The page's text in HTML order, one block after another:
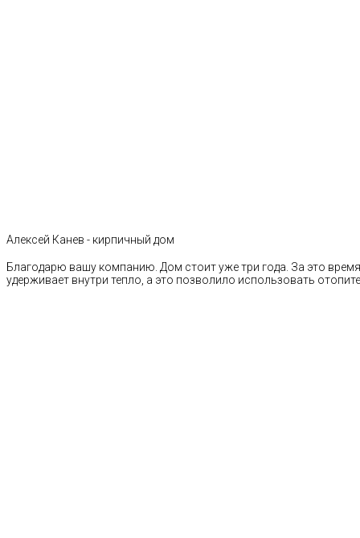
Алексей Канев - кирпичный дом
Благодарю вашу компанию. Дом стоит уже три года. За это
удерживает внутри тепло, а это позволило использовать